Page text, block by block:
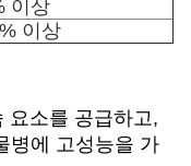
이상
이상
요소를 공급하고,
병에 고성능을 가